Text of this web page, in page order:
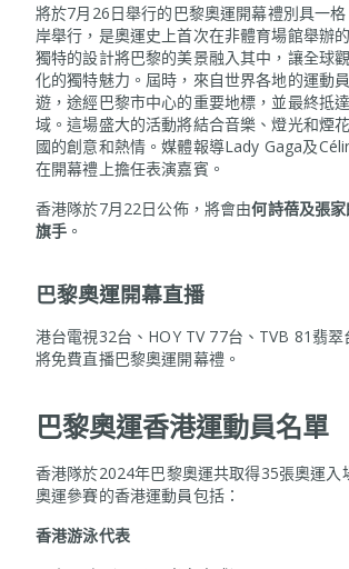
將於7月26日舉行的巴黎奧運開幕禮別具一
岸舉行，是奧運史上首次在非體育場館舉辦
獨特的設計將巴黎的美景融入其中，讓全球
化的獨特魅力。屆時，來自世界各地的運動
遊，途經巴黎市中心的重要地標，並最終抵
域。這場盛大的活動將結合音樂、燈光和煙
國的創意和熱情。媒體報導Lady Gaga及
在開幕禮上擔任表演嘉賓。
香港隊於7月22日公佈，將會由何詩蓓及張
旗手 。
巴黎奧運開幕直播
港台電視32台、HOY TV 77台、TVB 81翡翠
將免費直播巴黎奧運開幕禮。
巴黎奧運香港運動員名單
香港隊於2024年巴黎奧運共取得35張奧運入
奧運參賽的香港運動員包括：
香港游泳代表